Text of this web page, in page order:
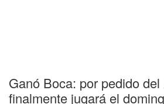
Ganó Boca: por pedido
finalmente jugará el